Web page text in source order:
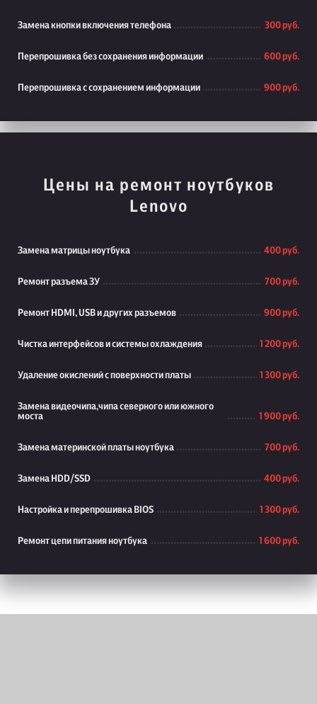
Замена кнопки включения телефона 300 руб.
Перепрошивка без сохранения информации 600 руб.
Перепрошивка с сохранением информации 900 руб.
Цены на ремонт ноутбуков
Lenovo
Замена матрицы ноутбука 400 руб.
Ремонт разъема ЗУ 700 руб.
Ремонт HDMI, USB и других разъемов 900 руб.
Чистка интерфейсов и системы охлаждения 1 200 руб.
Удаление окислений с поверхности платы 1 300 руб.
Замена видеочипа,чипа северного или южного
моста
1 900 руб.
Замена материнской платы ноутбука 700 руб.
Замена HDD/SSD 400 руб.
Настройка и перепрошивка BIOS 1 300 руб.
Ремонт цепи питания ноутбука 1 600 руб.